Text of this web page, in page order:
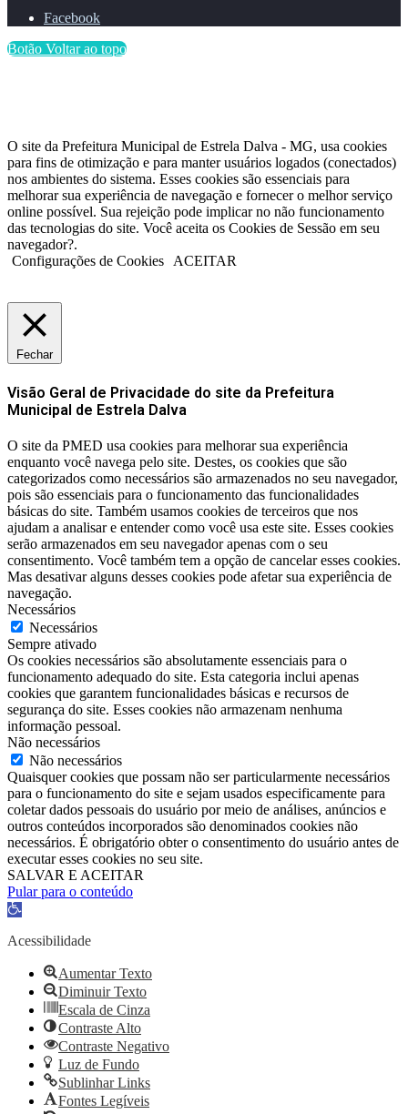
Facebook
Botão Voltar ao topo
O site da Prefeitura Municipal de Estrela Dalva - MG, usa cookies
para fins de otimização e para manter usuários logados (conectados)
nos ambientes do sistema. Esses cookies são essenciais para
melhorar sua experiência de navegação e fornecer o melhor serviço
online possível. Sua rejeição pode implicar no não funcionamento
das tecnologias do site. Você aceita os Cookies de Sessão em seu
navegador?.
Configurações de Cookies
ACEITAR
Fechar
Visão Geral de Privacidade do site da Prefeitura
Municipal de Estrela Dalva
O site da PMED usa cookies para melhorar sua experiência
enquanto você navega pelo site. Destes, os cookies que são
categorizados como necessários são armazenados no seu navegador,
pois são essenciais para o funcionamento das funcionalidades
básicas do site. Também usamos cookies de terceiros que nos
ajudam a analisar e entender como você usa este site. Esses cookies
serão armazenados em seu navegador apenas com o seu
consentimento. Você também tem a opção de cancelar esses cookies.
Mas desativar alguns desses cookies pode afetar sua experiência de
navegação.
Necessários
Necessários
Sempre ativado
Os cookies necessários são absolutamente essenciais para o
funcionamento adequado do site. Esta categoria inclui apenas
cookies que garantem funcionalidades básicas e recursos de
segurança do site. Esses cookies não armazenam nenhuma
informação pessoal.
Não necessários
Não necessários
Quaisquer cookies que possam não ser particularmente necessários
para o funcionamento do site e sejam usados ​​especificamente para
coletar dados pessoais do usuário por meio de análises, anúncios e
outros conteúdos incorporados são denominados cookies não
necessários. É obrigatório obter o consentimento do usuário antes de
executar esses cookies no seu site.
SALVAR E ACEITAR
Pular para o conteúdo
Barra
Ferramentas
Acessibilidade
Aumentar Texto
Diminuir Texto
Escala de Cinza
Contraste Alto
Contraste Negativo
Luz de Fundo
Sublinhar Links
Fontes Legíveis